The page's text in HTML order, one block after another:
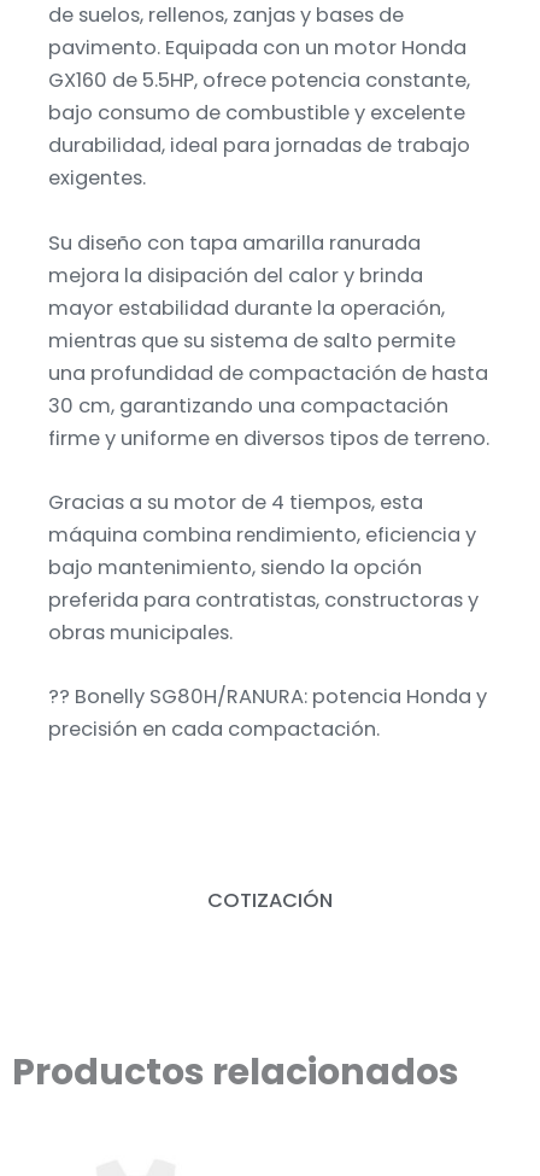
COTIZACIÓN
de suelos, rellenos, zanjas y bases de
pavimento. Equipada con un motor Honda
GX160 de 5.5HP, ofrece potencia constante,
bajo consumo de combustible y excelente
durabilidad, ideal para jornadas de trabajo
exigentes.
Su diseño con tapa amarilla ranurada
mejora la disipación del calor y brinda
mayor estabilidad durante la operación,
mientras que su sistema de salto permite
una profundidad de compactación de hasta
30 cm, garantizando una compactación
firme y uniforme en diversos tipos de terreno.
Gracias a su motor de 4 tiempos, esta
máquina combina rendimiento, eficiencia y
bajo mantenimiento, siendo la opción
preferida para contratistas, constructoras y
obras municipales.
?? Bonelly SG80H/RANURA: potencia Honda y
precisión en cada compactación.
Productos relacionados